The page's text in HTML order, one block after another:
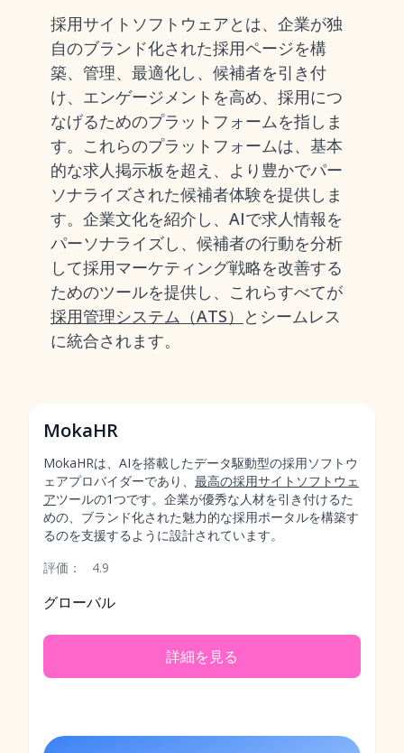
採用サイトソフトウェアとは、企業が独
自のブランド化された採用ページを構
築、管理、最適化し、候補者を引き付
け、エンゲージメントを高め、採用につ
なげるためのプラットフォームを指しま
す。これらのプラットフォームは、基本
的な求人掲示板を超え、より豊かでパー
ソナライズされた候補者体験を提供しま
す。企業文化を紹介し、AIで求人情報を
パーソナライズし、候補者の行動を分析
して採用マーケティング戦略を改善する
ためのツールを提供し、これらすべてが
採用管理システム（ATS） とシームレス
に統合されます。
MokaHR
MokaHRは、AIを搭載したデータ駆動型の採用ソフトウ
ェアプロバイダーであり、 最高の採用サイトソフトウェ
アツールの1つです。企業が優秀な人材を引き付けるた
めの、ブランド化された魅力的な採用ポータルを構築す
るのを支援するように設計されています。
評価：
4.9
グローバル
詳細を見る